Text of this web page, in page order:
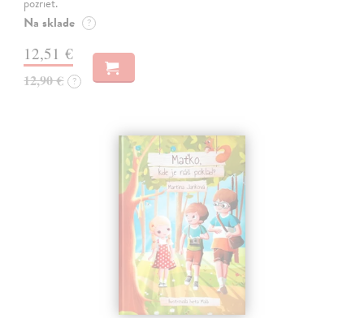
Na sklade ?
12,51 €
12,90 € ?